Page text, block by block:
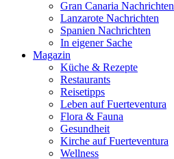
Gran Canaria Nachrichten
Lanzarote Nachrichten
Spanien Nachrichten
In eigener Sache
Magazin
Küche & Rezepte
Restaurants
Reisetipps
Leben auf Fuerteventura
Flora & Fauna
Gesundheit
Kirche auf Fuerteventura
Wellness